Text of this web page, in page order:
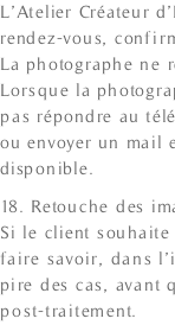
L’Atelier Créateur
rendez-vous,
La photographe ne
Lorsque la
pas répondre au
ou envoyer un mail
disponible.
18. Retouche des
Si le client
faire savoir, dans
pire des cas, avant
post-traitement.